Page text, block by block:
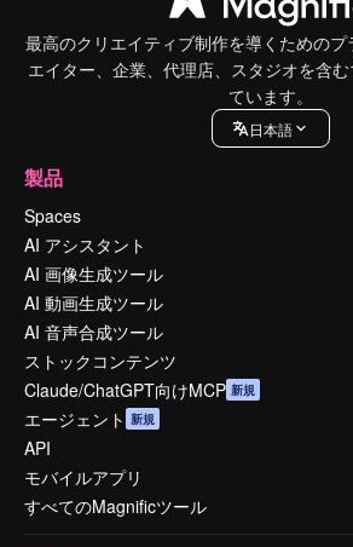
最高のクリエイティブ制作を導くためのプ
エイター、企業、代理店、スタジオを含
ています。
日本語
製品
Spaces
AI アシスタント
AI 画像生成ツール
AI 動画生成ツール
AI 音声合成ツール
ストックコンテンツ
Claude/ChatGPT向けMCP 新規
エージェント 新規
API
モバイルアプリ
すべてのMagnificツール